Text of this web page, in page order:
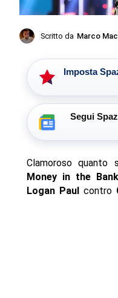
Scritto da Marco
Imposta
Segui
Clamoroso quanto
Money in the Bank
Logan Paul contro